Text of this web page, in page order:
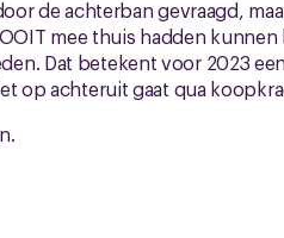
de achterban gevraagd,
mee thuis hadden kunnen
Dat betekent voor 2023 een
op achteruit gaat qua